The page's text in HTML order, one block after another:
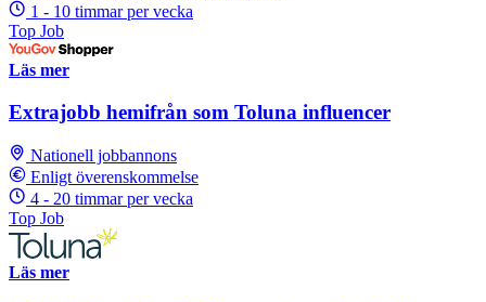
1 - 10 timmar per vecka
Top Job
Läs mer
Extrajobb hemifrån som Toluna influencer
Nationell jobbannons
Enligt överenskommelse
4 - 20 timmar per vecka
Top Job
Läs mer